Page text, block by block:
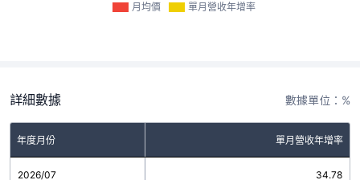
月均價 單月營收年增率
詳細數據 數據單位：%
年度月份 單月營收年增率
2026/07 34.78